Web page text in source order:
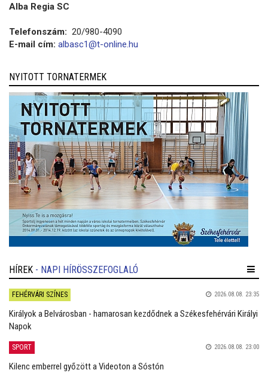
Alba Regia SC
Telefonszám: 20/980-4090
E-mail cím: albasc1@t-online.hu
NYITOTT TORNATERMEK
HÍREK - NAPI HÍRÖSSZEFOGLALÓ
FEHÉRVÁRI SZÍNES 2026.08.08. 23:35
Királyok a Belvárosban - hamarosan kezdődnek a Székesfehérvári Királyi
Napok
SPORT 2026.08.08. 23:00
Kilenc emberrel győzött a Videoton a Sóstón